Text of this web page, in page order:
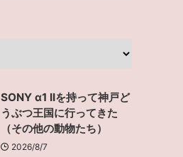
SONY α1 IIを持って神戸ど
うぶつ王国に行ってきた
（その他の動物たち）
2026/8/7